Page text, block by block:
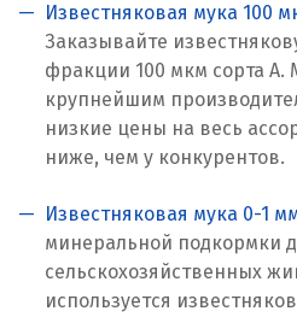
Кировград
Клин
Когалым
Коломна
Королёв
Известняковая мука 100
Заказывайте
фракции 100 мкм сорта А.
крупнейшим
низкие цены на весь
ниже, чем у конкурентов.
Известняковая мука 0-1
минеральной подкормки
сельскохозяйственных
используется